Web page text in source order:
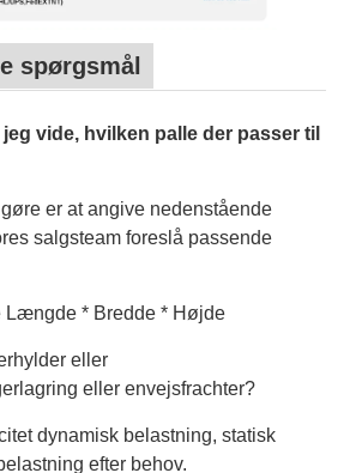
spørgsmål
vide, hvilken palle der passer til
er at angive nedenstående
salgsteam foreslå passende
Længde * Bredde * Højde
eller
eller envejsfrachter?
dynamisk belastning, statisk
efter behov.